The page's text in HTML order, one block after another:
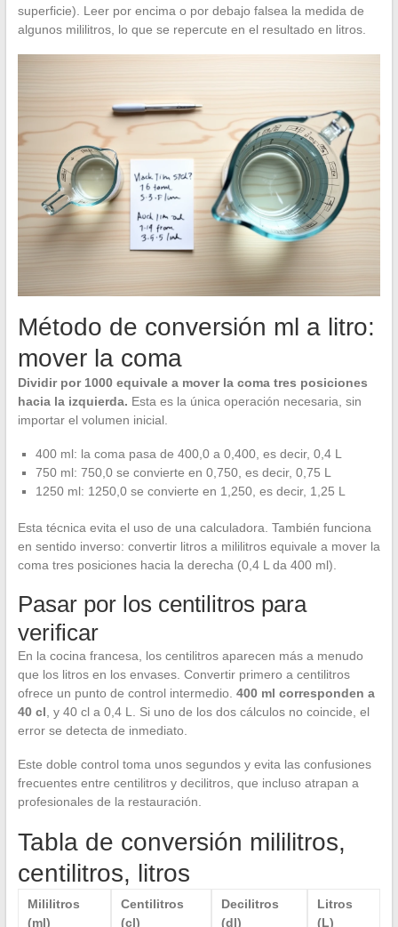
superficie). Leer por encima o por debajo falsea la medida de
algunos mililitros, lo que se repercute en el resultado en litros.
Método de conversión ml a litro:
mover la coma
Dividir por 1000 equivale a mover la coma tres posiciones
hacia la izquierda. Esta es la única operación necesaria, sin
importar el volumen inicial.
400 ml: la coma pasa de 400,0 a 0,400, es decir, 0,4 L
750 ml: 750,0 se convierte en 0,750, es decir, 0,75 L
1250 ml: 1250,0 se convierte en 1,250, es decir, 1,25 L
Esta técnica evita el uso de una calculadora. También funciona
en sentido inverso: convertir litros a mililitros equivale a mover la
coma tres posiciones hacia la derecha (0,4 L da 400 ml).
Pasar por los centilitros para
verificar
En la cocina francesa, los centilitros aparecen más a menudo
que los litros en los envases. Convertir primero a centilitros
ofrece un punto de control intermedio. 400 ml corresponden a
40 cl , y 40 cl a 0,4 L. Si uno de los dos cálculos no coincide, el
error se detecta de inmediato.
Este doble control toma unos segundos y evita las confusiones
frecuentes entre centilitros y decilitros, que incluso atrapan a
profesionales de la restauración.
Tabla de conversión mililitros,
centilitros, litros
Mililitros
(ml)
Centilitros
(cl)
Decilitros
(dl)
Litros
(L)